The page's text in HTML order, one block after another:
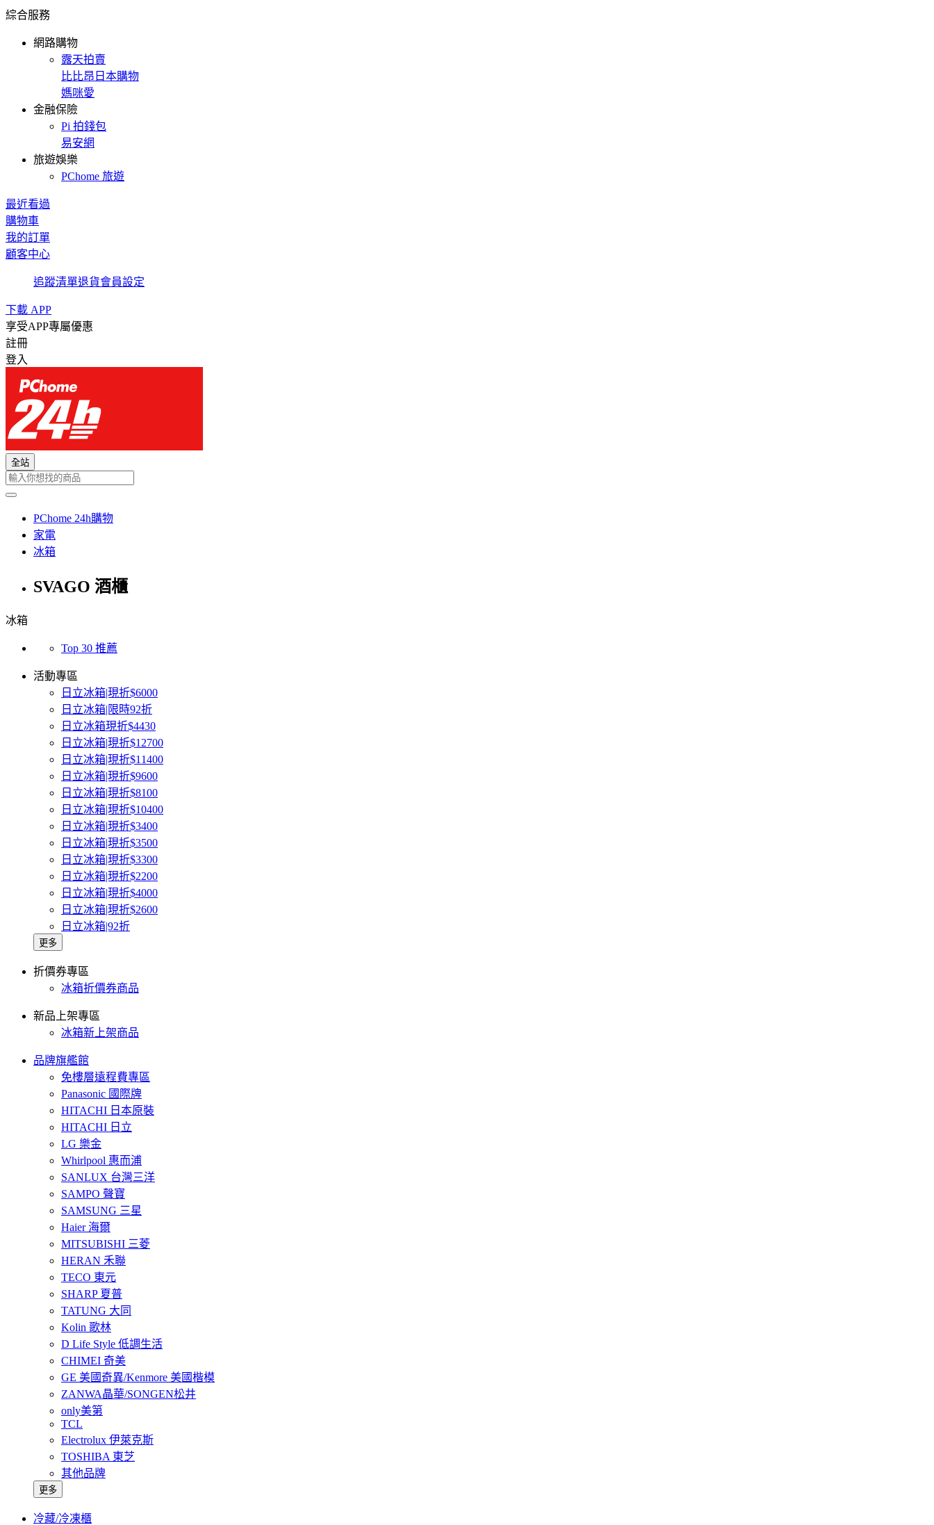
綜合服務
網路購物
露天拍賣
比比昂日本購物
媽咪愛
金融保險
Pi 拍錢包
易安網
旅遊娛樂
PChome 旅遊
最近看過
購物車
我的訂單
顧客中心
追蹤清單退貨會員設定
下載 APP
享受APP專屬優惠
註冊
登入
全站
PChome 24h購物
家電
冰箱
SVAGO 酒櫃
冰箱
Top 30 推薦
活動專區
日立冰箱|現折$6000
日立冰箱|限時92折
日立冰箱現折$4430
日立冰箱|現折$12700
日立冰箱|現折$11400
日立冰箱|現折$9600
日立冰箱|現折$8100
日立冰箱|現折$10400
日立冰箱|現折$3400
日立冰箱|現折$3500
日立冰箱|現折$3300
日立冰箱|現折$2200
日立冰箱|現折$4000
日立冰箱|現折$2600
日立冰箱|92折
更多
折價券專區
冰箱折價券商品
新品上架專區
冰箱新上架商品
品牌旗艦館
免樓層遠程費專區
Panasonic 國際牌
HITACHI 日本原裝
HITACHI 日立
LG 樂金
Whirlpool 惠而浦
SANLUX 台灣三洋
SAMPO 聲寶
SAMSUNG 三星
Haier 海爾
MITSUBISHI 三菱
HERAN 禾聯
TECO 東元
SHARP 夏普
TATUNG 大同
Kolin 歌林
D Life Style 低調生活
CHIMEI 奇美
GE 美國奇異/Kenmore 美國楷模
ZANWA晶華/SONGEN松井
only美第
TCL
Electrolux 伊萊克斯
TOSHIBA 東芝
其他品牌
更多
冷藏/冷凍櫃